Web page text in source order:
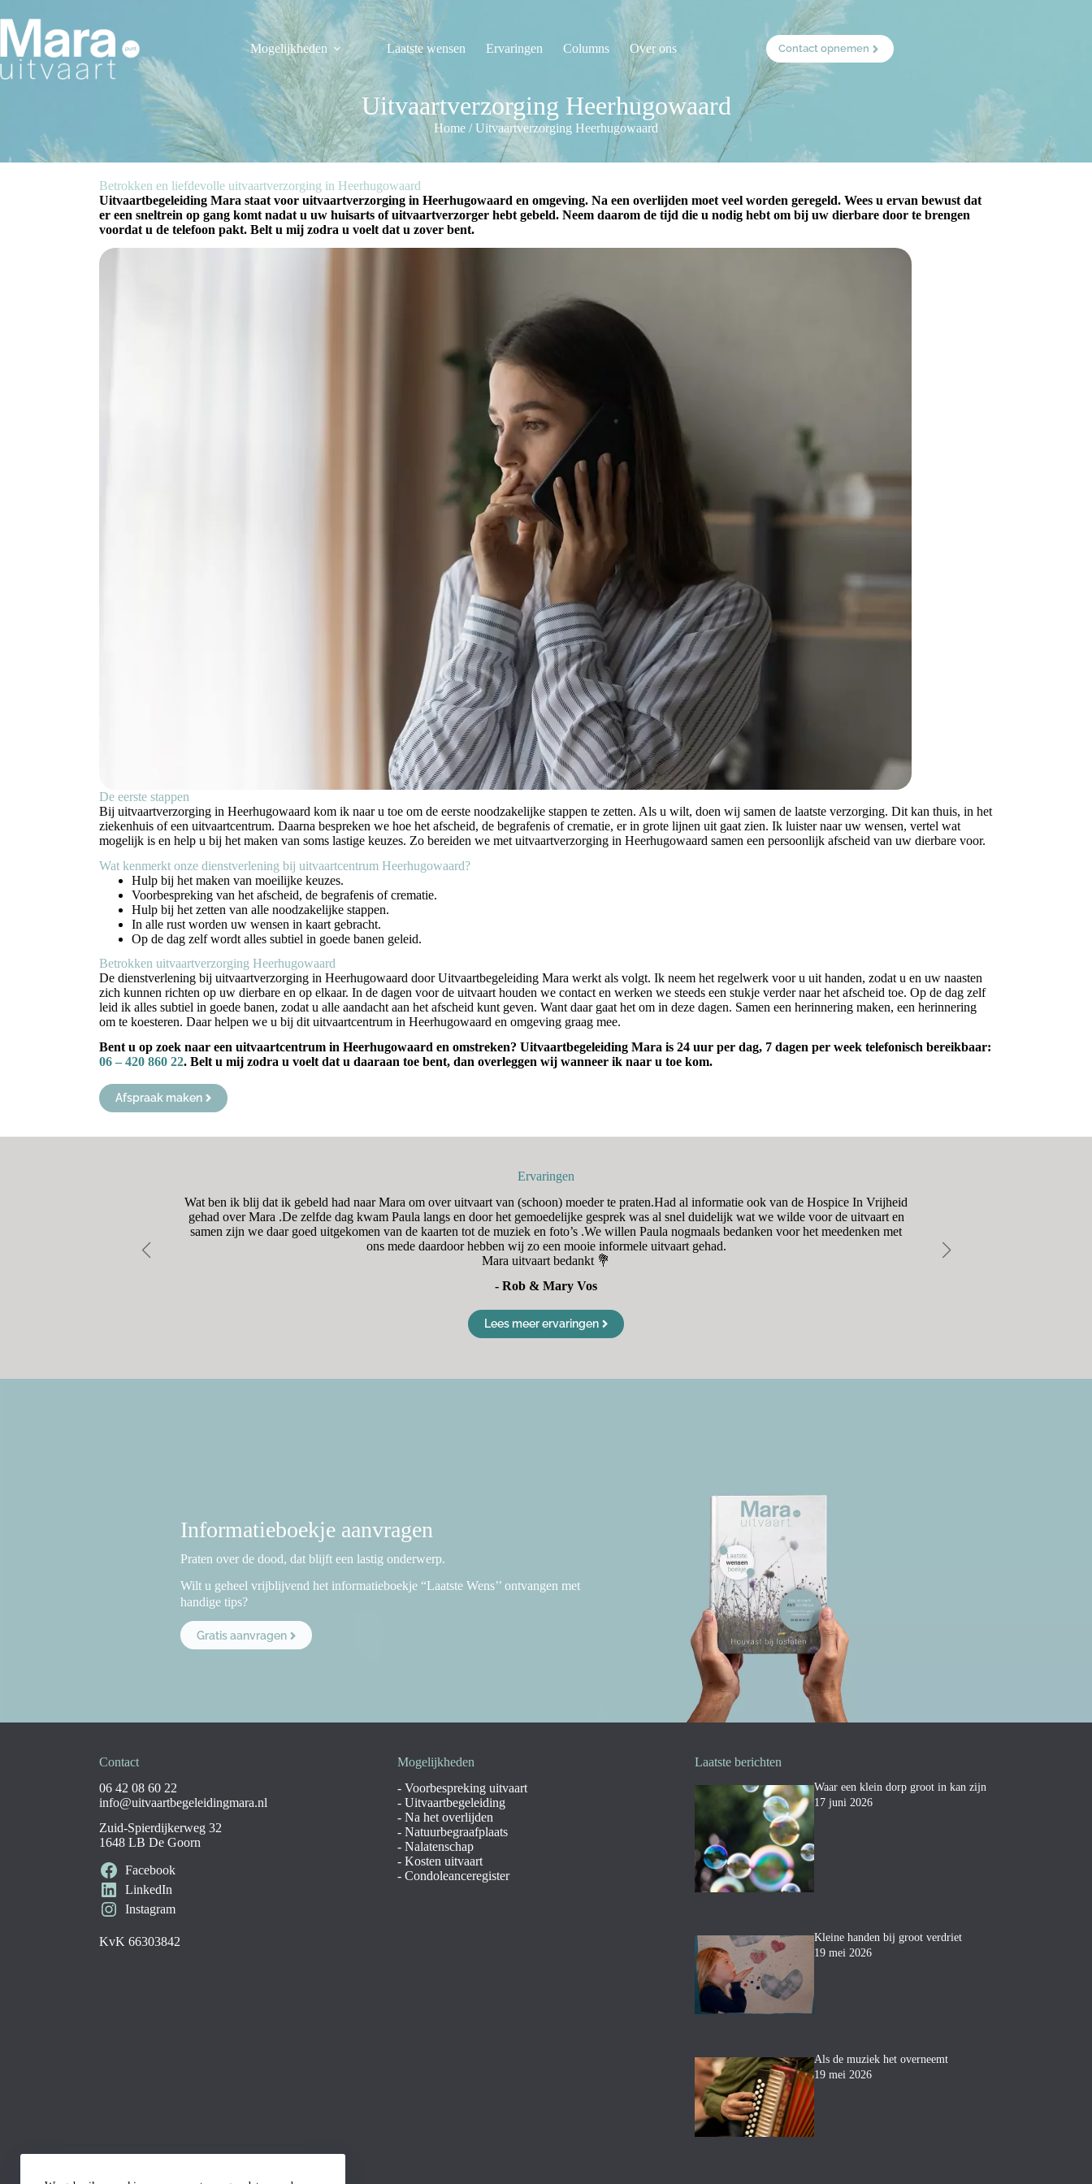
naar
de
inhoud
Mogelijkheden Laatste wensen Ervaringen Columns Over ons Contact opnemen
Uitvaartverzorging Heerhugowaard
Home /Uitvaartverzorging Heerhugowaard
Betrokken en liefdevolle uitvaartverzorging in Heerhugowaard
Uitvaartbegeleiding Mara staat voor uitvaartverzorging in Heerhugowaard en omgeving. Na een overlijden moet veel worden geregeld. Wees u ervan bewust dat
er een sneltrein op gang komt nadat u uw huisarts of uitvaartverzorger hebt gebeld. Neem daarom de tijd die u nodig hebt om bij uw dierbare door te brengen
voordat u de telefoon pakt. Belt u mij zodra u voelt dat u zover bent.
De eerste stappen
Bij uitvaartverzorging in Heerhugowaard kom ik naar u toe om de eerste noodzakelijke stappen te zetten. Als u wilt, doen wij samen de laatste verzorging. Dit kan thuis, in het
ziekenhuis of een uitvaartcentrum. Daarna bespreken we hoe het afscheid, de begrafenis of crematie, er in grote lijnen uit gaat zien. Ik luister naar uw wensen, vertel wat
mogelijk is en help u bij het maken van soms lastige keuzes. Zo bereiden we met uitvaartverzorging in Heerhugowaard samen een persoonlijk afscheid van uw dierbare voor.
Wat kenmerkt onze dienstverlening bij uitvaartcentrum Heerhugowaard?
Hulp bij het maken van moeilijke keuzes.
Voorbespreking van het afscheid, de begrafenis of crematie.
Hulp bij het zetten van alle noodzakelijke stappen.
In alle rust worden uw wensen in kaart gebracht.
Op de dag zelf wordt alles subtiel in goede banen geleid.
Betrokken uitvaartverzorging Heerhugowaard
De dienstverlening bij uitvaartverzorging in Heerhugowaard door Uitvaartbegeleiding Mara werkt als volgt. Ik neem het regelwerk voor u uit handen, zodat u en uw naasten
zich kunnen richten op uw dierbare en op elkaar. In de dagen voor de uitvaart houden we contact en werken we steeds een stukje verder naar het afscheid toe. Op de dag zelf
leid ik alles subtiel in goede banen, zodat u alle aandacht aan het afscheid kunt geven. Want daar gaat het om in deze dagen. Samen een herinnering maken, een herinnering
om te koesteren. Daar helpen we u bij dit uitvaartcentrum in Heerhugowaard en omgeving graag mee.
Bent u op zoek naar een uitvaartcentrum in Heerhugowaard en omstreken? Uitvaartbegeleiding Mara is 24 uur per dag, 7 dagen per week telefonisch bereikbaar:
06 – 420 860 22. Belt u mij zodra u voelt dat u daaraan toe bent, dan overleggen wij wanneer ik naar u toe kom.
Afspraak maken
Ervaringen
Wat ben ik blij dat ik gebeld had naar Mara om over uitvaart van (schoon) moeder te praten.Had al informatie ook van de Hospice In Vrijheid
gehad over Mara .De zelfde dag kwam Paula langs en door het gemoedelijke gesprek was al snel duidelijk wat we wilde voor de uitvaart en
samen zijn we daar goed uitgekomen van de kaarten tot de muziek en foto’s .We willen Paula nogmaals bedanken voor het meedenken met
ons mede daardoor hebben wij zo een mooie informele uitvaart gehad.
Mara uitvaart bedankt 💐
- Rob & Mary Vos
Lees meer ervaringen
Informatieboekje aanvragen
Praten over de dood, dat blijft een lastig onderwerp.
Wilt u geheel vrijblijvend het informatieboekje “Laatste Wens’’ ontvangen met
handige tips?
Gratis aanvragen
Contact
06 42 08 60 22
info@uitvaartbegeleidingmara.nl
Zuid-Spierdijkerweg 32
1648 LB De Goorn
Facebook
LinkedIn
Instagram
KvK 66303842
Mogelijkheden
- Voorbespreking uitvaart
- Uitvaartbegeleiding
- Na het overlijden
- Natuurbegraafplaats
- Nalatenschap
- Kosten uitvaart
- Condoleanceregister
Laatste berichten
Waar een klein dorp groot in kan zijn
17 juni 2026
Kleine handen bij groot verdriet
19 mei 2026
Als de muziek het overneemt
19 mei 2026